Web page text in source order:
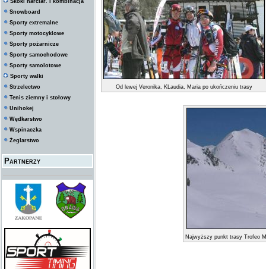
Skoki narciar. i kombinacja
Snowboard
Sporty extremalne
Sporty motocyklowe
Sporty pożarnicze
Sporty samochodowe
Sporty samolotowe
Sporty walki
Strzelectwo
Tenis ziemny i stołowy
Unihokej
Wędkarstwo
Wspinaczka
Żeglarstwo
Partnerzy
Od lewej Veronika, KLaudia, Maria po ukończeniu trasy
Najwyższy punkt trasy Trofeo